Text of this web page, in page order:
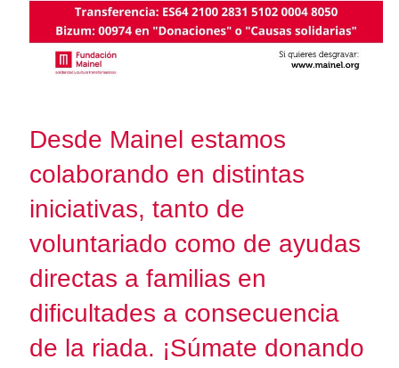
Desde Mainel estamos
colaborando en distintas
iniciativas, tanto de
voluntariado como de ayudas
directas a familias en
dificultades a consecuencia
de la riada. ¡Súmate donando